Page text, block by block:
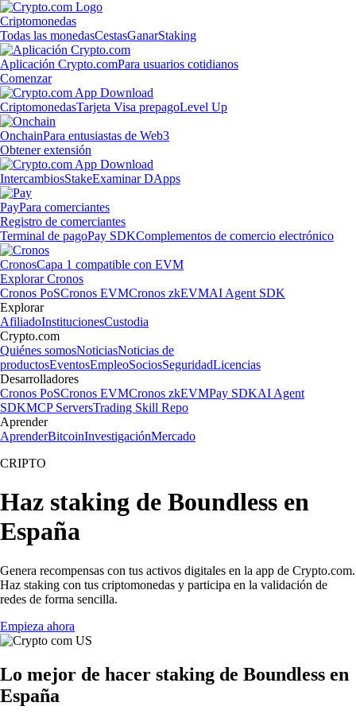
Criptomonedas
Todas las monedasCestasGanarStaking
Aplicación Crypto.comPara usuarios cotidianos
Comenzar
CriptomonedasTarjeta Visa prepagoLevel Up
OnchainPara entusiastas de Web3
Obtener extensión
IntercambiosStakeExaminar DApps
PayPara comerciantes
Registro de comerciantes
Terminal de pagoPay SDKComplementos de comercio electrónico
CronosCapa 1 compatible con EVM
Explorar Cronos
Cronos PoSCronos EVMCronos zkEVMAI Agent SDK
Explorar
AfiliadoInstitucionesCustodia
Crypto.com
Quiénes somosNoticiasNoticias de
productosEventosEmpleoSociosSeguridadLicencias
Desarrolladores
Cronos PoSCronos EVMCronos zkEVMPay SDKAI Agent
SDKMCP ServersTrading Skill Repo
Aprender
AprenderBitcoinInvestigaciónMercado
CRIPTO
Haz staking de Boundless en
España
Genera recompensas con tus activos digitales en la app de Crypto.com.
Haz staking con tus criptomonedas y participa en la validación de
redes de forma sencilla.
Empieza ahora
Lo mejor de hacer staking de Boundless en
España